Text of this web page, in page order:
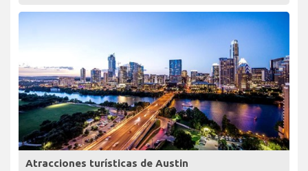
Atracciones turísticas de Austin